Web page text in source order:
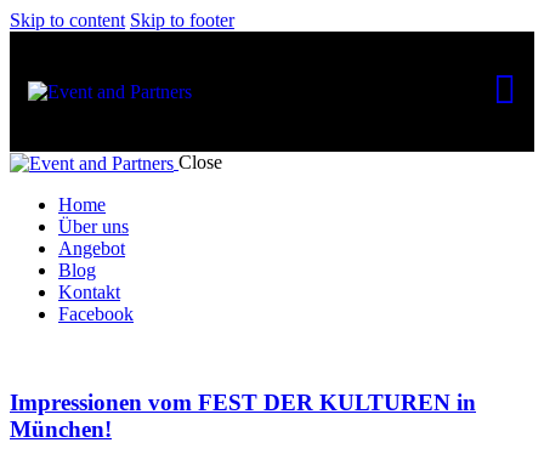
Skip to content Skip to footer
Close
Home
Über uns
Angebot
Blog
Kontakt
Facebook
Impressionen vom FEST DER KULTUREN in
München!